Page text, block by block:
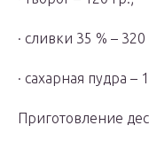
· сливки 35 % – 320
· сахарная пудра –
Приготовление